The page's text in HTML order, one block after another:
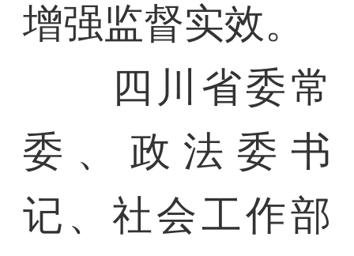
增强监督实效。
四川省委常
委、政法委书
记、社会工作部